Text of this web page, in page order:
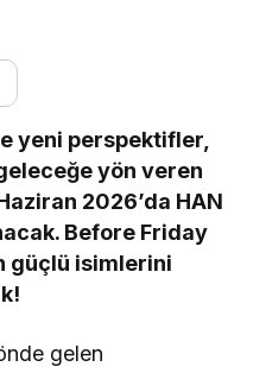
yeni perspektifler,
yön veren
2026’da HAN
Before Friday
güçlü isimlerini
gelen